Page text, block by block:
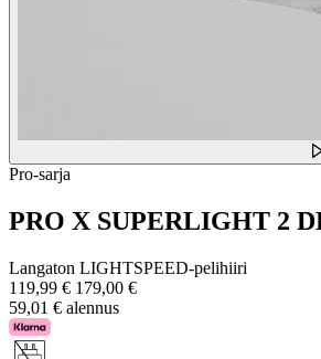
Pro-sarja
PRO X SUPERLIGHT 2
Langaton LIGHTSPEED-pelihiiri
119,99 € 179,00 €
59,01 € alennus